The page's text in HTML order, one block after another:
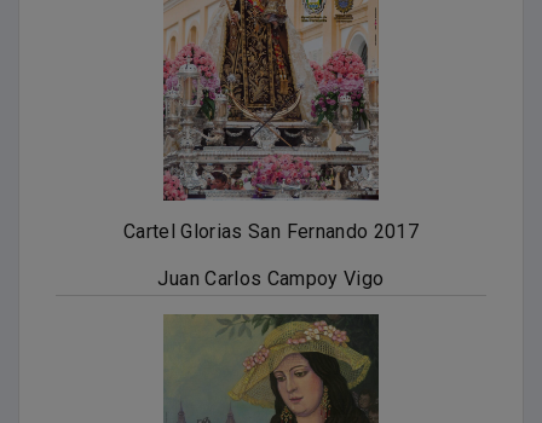
Cartel Glorias San Fernando 2017
Juan Carlos Campoy Vigo